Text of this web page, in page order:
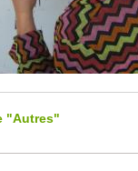
"Autres"